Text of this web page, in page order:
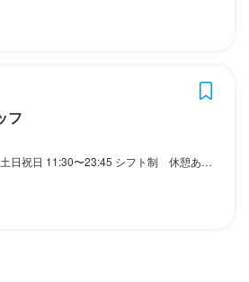
フ
制 休憩あり 週2日以上、1日3時間からOK 終電考慮 ダブルワークOK フルタイム歓迎
あるおでん居酒屋です。
を使っています。
保】
万円以上、一般スタッフでも 月給32
みます）
ィブ制度があるため、頑張りが給与に
す。
休みを確保。
。注文の確認や料理の提供を通して、
ただくサポートをお願いします。
ポイント
あるおでん居酒屋です。
を使っています。
あるおでん居酒屋です。
を使っています。
保】
万円以上、一般スタッフでも 月給32
みます）
ィブ制度があるため、頑張りが給与に
す。
休みを確保。
がある方は、培ってきた技術を存分に
ポイント
にあるおでん居酒屋です。
を使っています。
職種を募集しています。
保】
勤務時間は3時間～相談可能です。
方を選べるので、プライベートとの両
ルタイムで働きたい」という方も歓迎
スマートフォンから注文できるオーダ
また、清潔で快適な職場環境が整って
配」「きれいな店舗で働きたい」とい
ばかりの店舗なので、スタッフ同士の
また、清潔で快適な職場環境が整って